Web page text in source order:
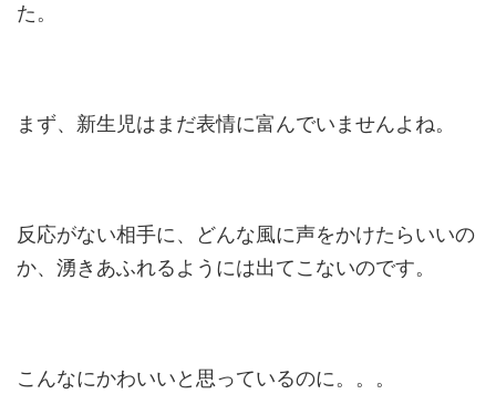
た。
まず、新生児はまだ表情に富んでいませんよね。
反応がない相手に、どんな風に声をかけたらいいの
か、湧きあふれるようには出てこないのです。
こんなにかわいいと思っているのに。。。